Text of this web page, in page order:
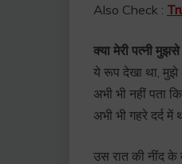
Also Check :
क्या मेरी पत्नी
ये रूप देखा था, मुझे
अभी भी नहीं पता
अभी भी गहरे दर्द
उस रात की नींद के